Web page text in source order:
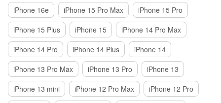
iPhone 16e
iPhone 15 Pro Max
iPhone 15 Pro
iPhone 15 Plus
iPhone 15
iPhone 14 Pro Max
iPhone 14 Pro
iPhone 14 Plus
iPhone 14
iPhone 13 Pro Max
iPhone 13 Pro
iPhone 13
iPhone 13 mini
iPhone 12 Pro Max
iPhone 12 Pro